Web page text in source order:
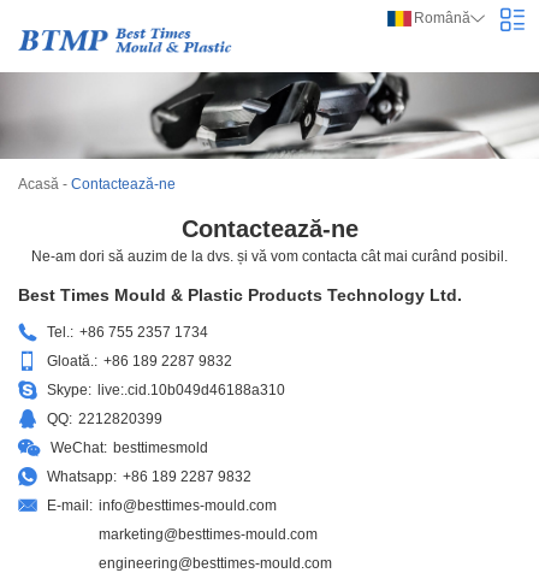
Română
Acasă - Contactează-ne
Contactează-ne
Ne-am dori să auzim de la dvs. și vă vom contacta cât mai curând posibil.
Best Times Mould & Plastic Products Technology Ltd.
Tel.: +86 755 2357 1734
Gloată.: +86 189 2287 9832
Skype: live:.cid.10b049d46188a310
QQ: 2212820399
WeChat: besttimesmold
Whatsapp: +86 189 2287 9832
E-mail: info@besttimes-mould.com
marketing@besttimes-mould.com
engineering@besttimes-mould.com